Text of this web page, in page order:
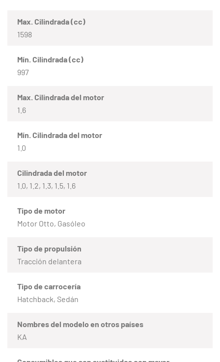
Max. Cilindrada (cc)
1598
Mín. Cilindrada (cc)
997
Max. Cilindrada del motor
1.6
Mín. Cilindrada del motor
1.0
Cilindrada del motor
1.0, 1.2, 1.3, 1.5, 1.6
Tipo de motor
Motor Otto, Gasóleo
Tipo de propulsión
Tracción delantera
Tipo de carrocería
Hatchback, Sedán
Nombres del modelo en otros países
KA